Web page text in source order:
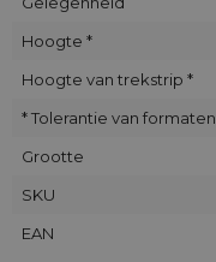
Hoogte *
Hoogte van trekstrip *
* Tolerantie van formaten
Grootte
SKU
EAN